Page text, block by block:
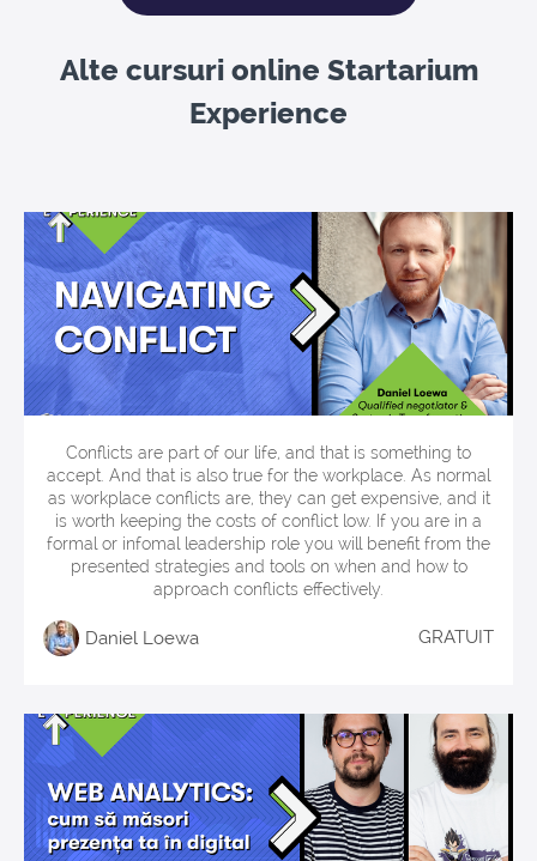
Alte cursuri online Startarium
Experience
Navigating Conflict
Conflicts are part of our life, and that is something to
accept. And that is also true for the workplace. As normal
as workplace conflicts are, they can get expensive, and it
is worth keeping the costs of conflict low. If you are in a
formal or infomal leadership role you will benefit from the
presented strategies and tools on when and how to
approach conflicts effectively.
Daniel Loewa GRATUIT